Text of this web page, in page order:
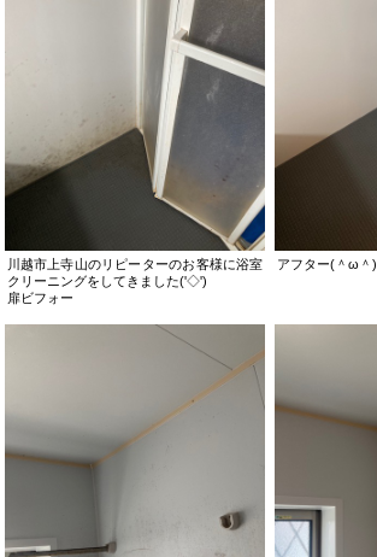
川越市上寺山のリピーターのお客様に浴室
クリーニングをしてきました('◇')ゞ
扉ビフォー
アフター(＾ω＾)